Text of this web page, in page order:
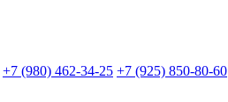
+7 (980) 462-34-25 +7 (925) 850-80-60